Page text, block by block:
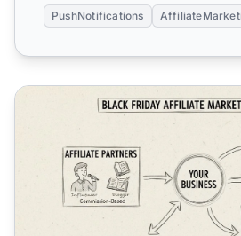
PushNotifications
¿Cómo puede el marketing de